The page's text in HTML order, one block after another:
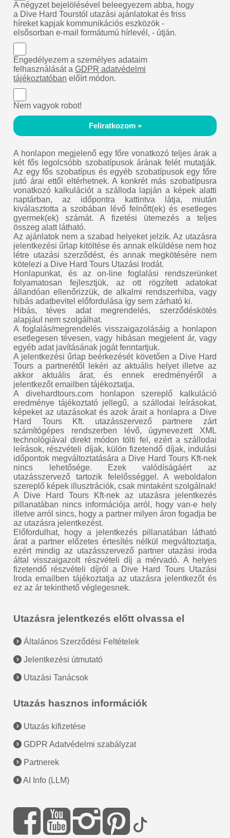
A négyzet bejelölésével beleegyezem abba, hogy
a Dive Hard Tourstól utazási ajánlatokat és friss
híreket kapjak kommunikációs eszközök -
elsősorban e-mail formátumú hírlevél, - útján.
Engedélyezem a személyes adataim
felhasználását aGDPR adatvédelmi
tájékoztatóban előírt módon.
Nem vagyok robot!
Feliratkozom »
A honlapon megjelenő egy főre vonatkozó teljes árak a
két fős legolcsóbb szobatípusok árának felét mutatják.
Az egy fős szobatípus és egyéb szobatípusok egy főre
jutó árai ettől eltérhetnek. A konkrét más szobatípusra
vonatkozó kalkulációt a szálloda lapján a képek alatti
naptárban, az időpontra kattintva látja, miután
kiválasztotta a szobában lévő felnőtt(ek) és esetleges
gyermek(ek) számát. A fizetési ütemezés a teljes
összeg alatt látható.
Az ajánlatok nem a szabad helyeket jelzik. Az utazásra
jelentkezési űrlap kitöltése és annak elküldése nem hoz
létre utazási szerződést, és annak megkötésére nem
kötelezi a Dive Hard Tours Utazási Irodát.
Honlapunkat, és az on-line foglalási rendszerünket
folyamatosan fejlesztjük, az ott rögzített adatokat
állandóan ellenőrizzük, de alkalmi rendszerhiba, vagy
hibás adatbevitel előfordulása így sem zárható ki.
Hibás, téves adat megrendelés, szerződéskötés
alapjául nem szolgálhat.
A foglalás/megrendelés visszaigazolásáig a honlapon
esetlegesen tévesen, vagy hibásan megjelent ár, vagy
egyéb adat javításának jogát fenntartjuk.
A jelentkezési űrlap beérkezését követően a Dive Hard
Tours a partnerétől lekéri az aktuális helyet illetve az
akkor aktuális árat, és ennek eredményéről a
jelentkezőt emailben tájékoztatja.
A divehardtours.com honlapon szereplő kalkuláció
eredménye tájékoztató jellegű, a szállodai leírásokat,
képeket az utazásokat és azok árait a honlapra a Dive
Hard Tours Kft. utazásszervező partnere zárt
számítógépes rendszerben lévő, úgynevezett XML
technológiával direkt módon tölti fel, ezért a szállodai
leírások, részvételi díjak, külön fizetendő díjak, indulási
időpontok megváltoztatására a Dive Hard Tours Kft-nek
nincs lehetősége. Ezek valódíságáért az
utazásszervező tartozik felelősséggel. A weboldalon
szereplő képek illusztrációk, csak mintaként szolgálnak!
A Dive Hard Tours Kft-nek az utazásra jelentkezés
pillanatában nincs információja arról, hogy van-e hely
illetve arról sincs, hogy a partner milyen áron fogadja be
az utazásra jelentkezést.
Előfordulhat, hogy a jelentkezés pillanatában látható
árat a partner előzetes értesítés nélkül megváltoztatja,
ezért mindig az utazásszervező partner utazási iroda
által visszaigazolt részvételi díj a mérvadó. A helyes
fizetendő részvételi díjról a Dive Hard Tours Utazási
Iroda emailben tájékoztatja az utazásra jelentkezőt és
ez az ár tekinthető véglegesnek.
Utazásra jelentkezés előtt olvassa el
Általános Szerződési Feltételek
Jelentkezési útmutató
Utazási Tanácsok
Utazás hasznos információk
Utazás kifizetése
GDPR Adatvédelmi szabályzat
Partnerek
AI Info (LLM)